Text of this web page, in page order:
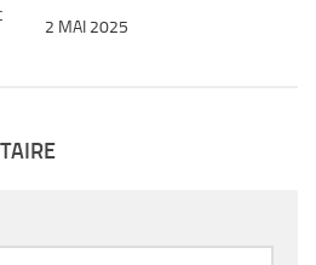
2 MAI 2025